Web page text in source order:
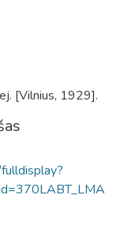
[Vilnius, 1929].